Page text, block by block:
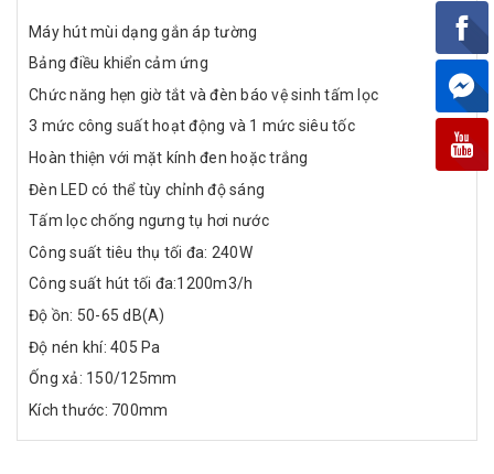
Máy hút mùi dạng gắn áp tường
Bảng điều khiển cảm ứng
Chức năng hẹn giờ tắt và đèn báo vệ sinh tấm lọc
3 mức công suất hoạt động và 1 mức siêu tốc
Hoàn thiện với mặt kính đen hoặc trắng
Đèn LED có thể tùy chỉnh độ sáng
Tấm lọc chống ngưng tụ hơi nước
Công suất tiêu thụ tối đa: 240W
Công suất hút tối đa:1200m3/h
Độ ồn: 50-65 dB(A)
Độ nén khí: 405 Pa
Ống xả: 150/125mm
Kích thước: 700mm